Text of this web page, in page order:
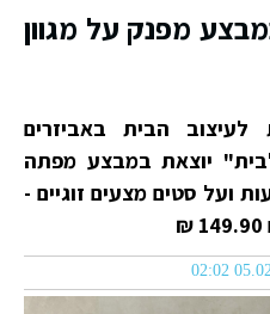
מפנק על מגוון
הבית באביזרים
יוצאת במבצע מפתה
ועל סטים מצעים זוגיים -